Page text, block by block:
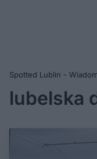
Spotted Lublin -
lubelska